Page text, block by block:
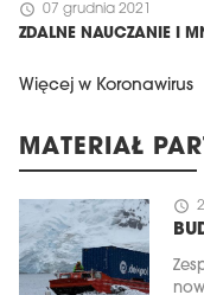
schedule 07 grudnia 2021
ZDALNE NAUCZANIE I
Więcej w Koronawirus
MATERIAŁ
schedule